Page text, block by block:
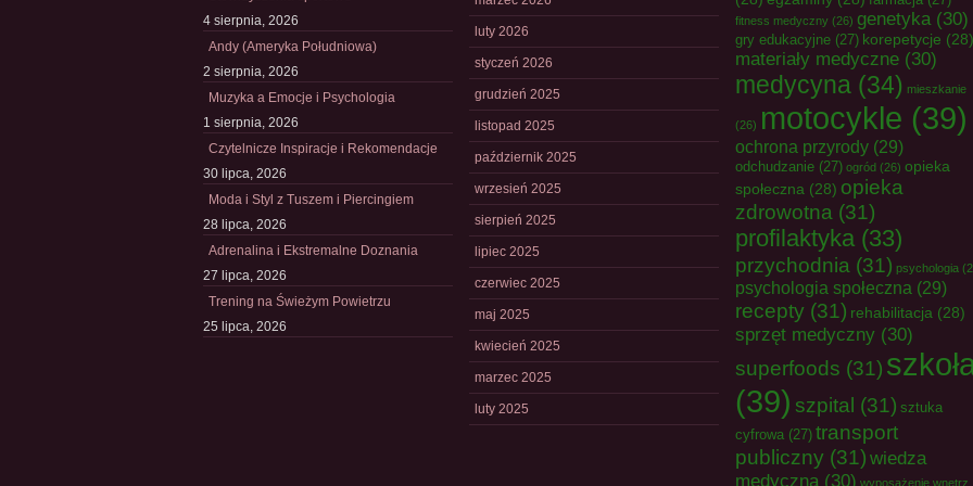
4 sierpnia, 2026
Andy (Ameryka Południowa)
2 sierpnia, 2026
Muzyka a Emocje i Psychologia
1 sierpnia, 2026
Czytelnicze Inspiracje i Rekomendacje
30 lipca, 2026
Moda i Styl z Tuszem i Piercingiem
28 lipca, 2026
Adrenalina i Ekstremalne Doznania
27 lipca, 2026
Trening na Świeżym Powietrzu
25 lipca, 2026
luty 2026
styczeń 2026
grudzień 2025
listopad 2025
październik 2025
wrzesień 2025
sierpień 2025
lipiec 2025
czerwiec 2025
maj 2025
kwiecień 2025
marzec 2025
luty 2025
fitness medyczny (26) genetyka(30)
gry edukacyjne (27) korepetycje (28)
materiały medyczne (30)
medycyna (34) mieszkanie
(26) motocykle (39)
ochrona przyrody (29)
odchudzanie (27) ogród (26) opieka
społeczna (28) opieka
zdrowotna (31)
profilaktyka (33)
przychodnia (31) psychologia
psychologia społeczna (29)
recepty (31) rehabilitacja (28)
sprzęt medyczny (30)
superfoods (31)
(39) szpital (31) sztuka
cyfrowa (27) transport
publiczny (31) wiedza
medyczna (30) wyposażenie wnętrz